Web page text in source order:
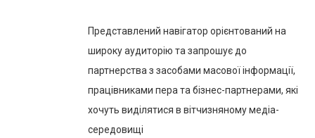
Представлений навігатор орієнтований на
широку аудиторію та запрошує до
партнерства з засобами масової інформації,
працівниками пера та бізнес-партнерами, які
хочуть виділятися в вітчизняному медіа-
середовищі